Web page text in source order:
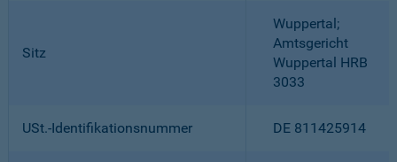
Sitz
Wuppertal;
Amtsgericht
Wuppertal HRB
3033
USt.-Identifikationsnummer DE 811425914